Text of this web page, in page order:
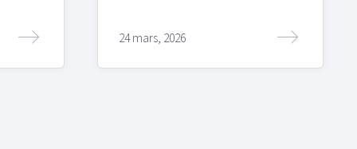
24 mars, 2026